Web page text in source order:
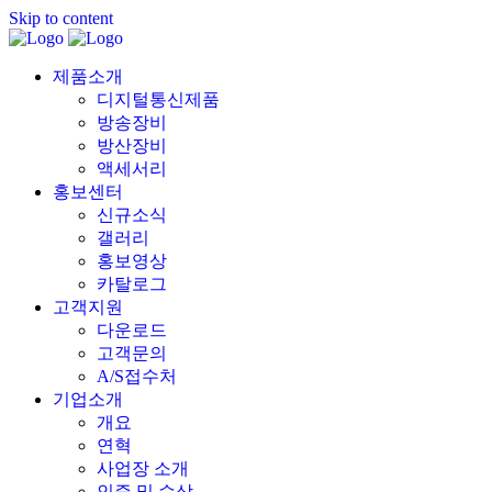
Skip to content
제품소개
디지털통신제품
방송장비
방산장비
액세서리
홍보센터
신규소식
갤러리
홍보영상
카탈로그
고객지원
다운로드
고객문의
A/S접수처
기업소개
개요
연혁
사업장 소개